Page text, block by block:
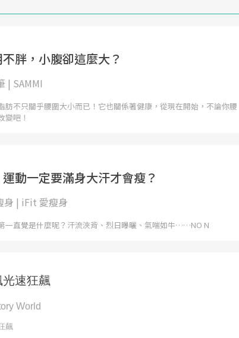
胖，小腹卻這麼大？
| SAMMI
肪不只關乎腰圍大小而已！它也關係著健康，從現在開始，不論你腰
變吧！
動一定要滿身大汗才會瘦？
身 | iFit 愛瘦身
一直覺是什麼呢？汗流浹背、烈日曝曬、氣喘如牛……NO N